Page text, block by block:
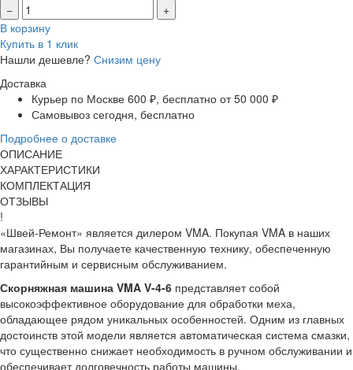
−
+
В корзину
Купить в 1 клик
Нашли дешевле? Снизим цену
Доставка
Курьер по Москве 600 ₽, бесплатно от 50 000 ₽
Самовывоз сегодня, бесплатно
Подробнее о доставке
ОПИСАНИЕ
ХАРАКТЕРИСТИКИ
КОМПЛЕКТАЦИЯ
ОТЗЫВЫ
!
«Швей-Ремонт» является дилером VMA. Покупая VMA в наших
магазинах, Вы получаете качественную технику, обеспеченную
гарантийным и сервисным обслуживанием.
Скорняжная машина VMA V-4-6 представляет собой
высокоэффективное оборудование для обработки меха,
обладающее рядом уникальных особенностей. Одним из главных
достоинств этой модели является автоматическая система смазки,
что существенно снижает необходимость в ручном обслуживании и
обеспечивает долговечность работы машины.